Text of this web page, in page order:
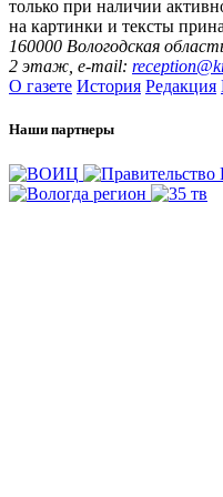
только при наличии
на картинки и тексты
160000 Вологодская
2 этаж, e-mail:
О газете История Редакция
Наши партнеры